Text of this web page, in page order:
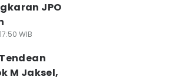
JPO
WIB
M Jaksel,